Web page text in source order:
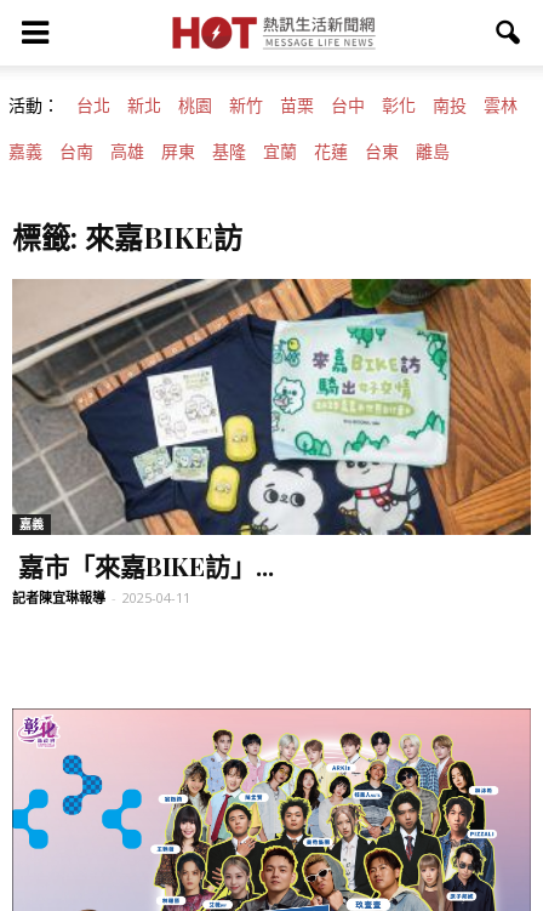
活動： 台北 新北 桃園 新竹 苗栗 台中 彰化 南投 雲林
嘉義 台南 高雄 屏東 基隆 宜蘭 花蓮 台東 離島
標籤: 來嘉BIKE訪
嘉義
嘉市「來嘉BIKE訪」...
記者陳宜琳報導 - 2025-04-11